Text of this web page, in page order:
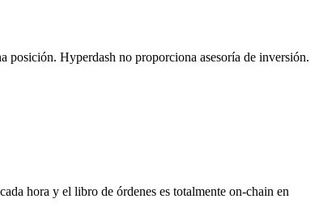
posición. Hyperdash no proporciona asesoría de inversión.
hora y el libro de órdenes es totalmente on-chain en